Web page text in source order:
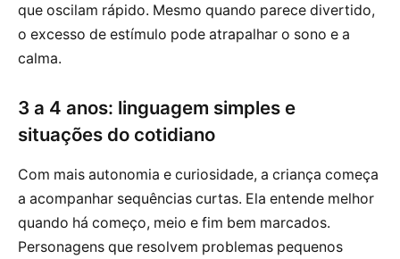
que oscilam rápido. Mesmo quando parece divertido,
o excesso de estímulo pode atrapalhar o sono e a
calma.
3 a 4 anos: linguagem simples e
situações do cotidiano
Com mais autonomia e curiosidade, a criança começa
a acompanhar sequências curtas. Ela entende melhor
quando há começo, meio e fim bem marcados.
Personagens que resolvem problemas pequenos